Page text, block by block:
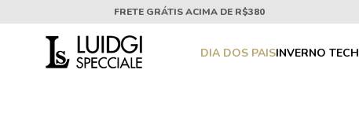
FRETE GRÁTIS ACIMA DE R$380
DIA DOS PAISINVERNO TECH